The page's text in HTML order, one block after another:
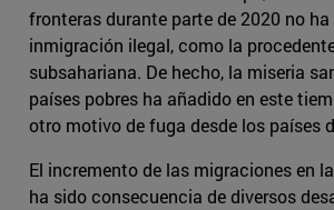
fronteras durante parte de 2020 no
inmigración ilegal, como la
subsahariana. De hecho, la miseria
países pobres ha añadido en este
otro motivo de fuga desde los países
El incremento de las migraciones en
ha sido consecuencia de diversos